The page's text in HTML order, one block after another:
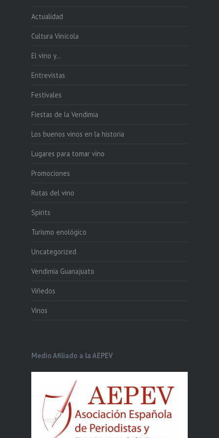
Actualidad
Cultura Vinícola
El vino y…
Entrevistas
Festivales
Fiestas de la Vendimia
Los buenos vinos en la historia
Lugares para tomar vino
Promociones
Rutas del vino
Spirits
Turismo enológico
Uncategorized
Vendimia Guanajuato
Viñedos
Vinos
Medio Afiliado a la AEPEV